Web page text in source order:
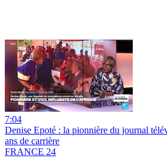
7:04
Denise Epoté : la pionnière du journal
ans de carrière
FRANCE 24